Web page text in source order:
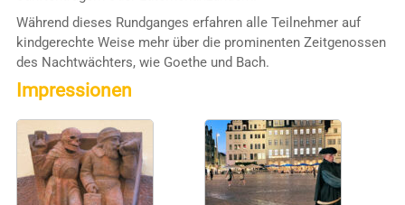
Während dieses Rundganges erfahren alle Teilnehmer auf
kindgerechte Weise mehr über die prominenten Zeitgenossen
des Nachtwächters, wie Goethe und Bach.
Impressionen